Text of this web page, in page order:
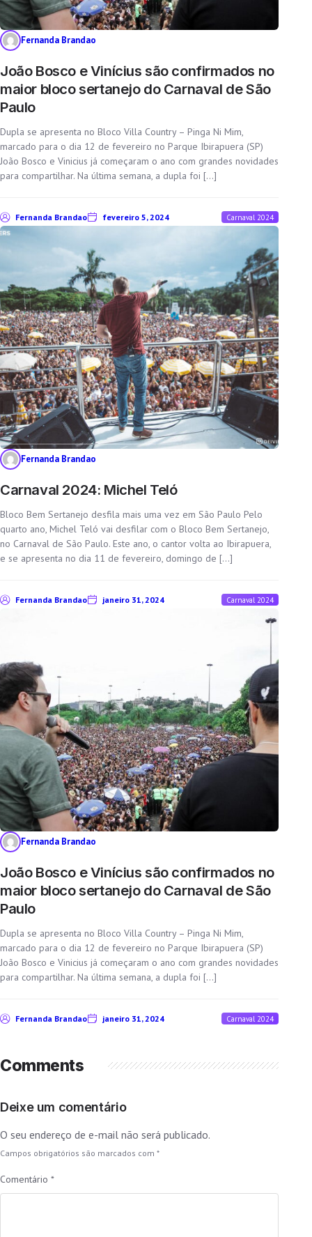
Fernanda Brandao
João Bosco e Vinícius são confirmados no
maior bloco sertanejo do Carnaval de São
Paulo
Dupla se apresenta no Bloco Villa Country – Pinga Ni Mim,
marcado para o dia 12 de fevereiro no Parque Ibirapuera (SP)
João Bosco e Vinicius já começaram o ano com grandes novidades
para compartilhar. Na última semana, a dupla foi […]
Fernanda Brandao fevereiro 5, 2024 Carnaval 2024
Fernanda Brandao
Carnaval 2024: Michel Teló
Bloco Bem Sertanejo desfila mais uma vez em São Paulo Pelo
quarto ano, Michel Teló vai desfilar com o Bloco Bem Sertanejo,
no Carnaval de São Paulo. Este ano, o cantor volta ao Ibirapuera,
e se apresenta no dia 11 de fevereiro, domingo de […]
Fernanda Brandao janeiro 31, 2024 Carnaval 2024
Fernanda Brandao
João Bosco e Vinícius são confirmados no
maior bloco sertanejo do Carnaval de São
Paulo
Dupla se apresenta no Bloco Villa Country – Pinga Ni Mim,
marcado para o dia 12 de fevereiro no Parque Ibirapuera (SP)
João Bosco e Vinicius já começaram o ano com grandes novidades
para compartilhar. Na última semana, a dupla foi […]
Fernanda Brandao janeiro 31, 2024 Carnaval 2024
Comments
Deixe um comentário
O seu endereço de e-mail não será publicado.
Campos obrigatórios são marcados com *
Comentário *